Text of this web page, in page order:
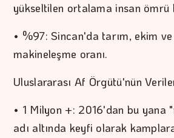
yükseltilen ortalama insan ömrü
• %97: Sincan'da tarım, ekim
makineleşme oranı.
Uluslararası Af Örgütü'nün
• 1 Milyon +: 2016'dan bu yana
adı altında keyfi olarak